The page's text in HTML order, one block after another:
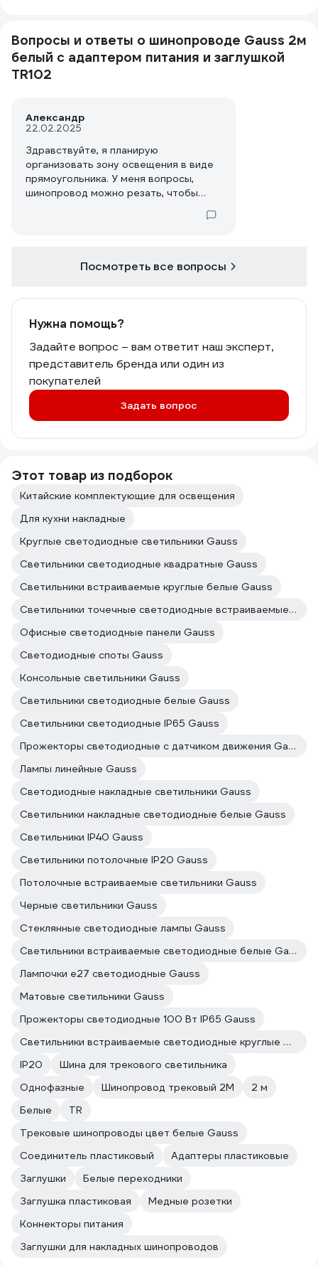
Вопросы и ответы о шинопроводе Gauss 2м
белый с адаптером питания и заглушкой
TR102
Александр
22.02.2025
Здравствуйте, я планирую
организовать зону освещения в виде
прямоугольника. У меня вопросы,
шинопровод можно резать, чтобы
отдельно или к 220в подключается
Посмотреть все вопросы
Нужна помощь?
Задайте вопрос – вам ответит наш эксперт,
представитель бренда или один из
покупателей
Задать вопрос
Этот товар из подборок
Китайские комплектующие для освещения
Для кухни накладные
Круглые светодиодные светильники Gauss
Светильники светодиодные квадратные Gauss
Светильники встраиваемые круглые белые Gauss
Светильники точечные светодиодные встраиваемые Gauss
Офисные светодиодные панели Gauss
Светодиодные споты Gauss
Консольные светильники Gauss
Светильники светодиодные белые Gauss
Светильники светодиодные IP65 Gauss
Прожекторы светодиодные с датчиком движения Gauss
Лампы линейные Gauss
Светодиодные накладные светильники Gauss
Светильники накладные светодиодные белые Gauss
Светильники IP40 Gauss
Светильники потолочные IP20 Gauss
Потолочные встраиваемые светильники Gauss
Черные светильники Gauss
Стеклянные светодиодные лампы Gauss
Светильники встраиваемые светодиодные белые Gauss
Лампочки е27 светодиодные Gauss
Матовые светильники Gauss
Прожекторы светодиодные 100 Вт IP65 Gauss
Светильники встраиваемые светодиодные круглые Gauss
IP20
Шина для трекового светильника
Однофазные
Шинопровод трековый 2М
2 м
Белые
TR
Трековые шинопроводы цвет белые Gauss
Соединитель пластиковый
Адаптеры пластиковые
Заглушки
Белые переходники
Заглушка пластиковая
Медные розетки
Коннекторы питания
Заглушки для накладных шинопроводов